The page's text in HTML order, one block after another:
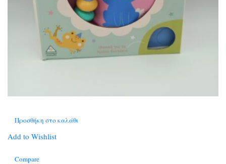
Προσθήκη στο καλάθι
Add to Wishlist
Compare